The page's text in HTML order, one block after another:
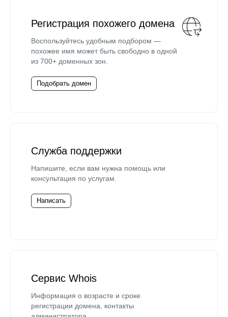
Регистрация похожего домена
Воспользуйтесь удобным подбором —
похожее имя может быть свободно в одной
из 700+ доменных зон.
Подобрать домен
Служба поддержки
Напишите, если вам нужна помощь или
консультация по услугам.
Написать
Сервис Whois
Информация о возрасте и сроке
регистрации домена, контакты